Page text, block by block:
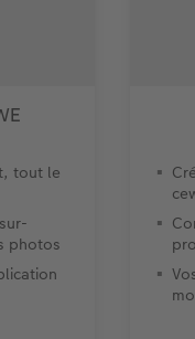
tout le
photos